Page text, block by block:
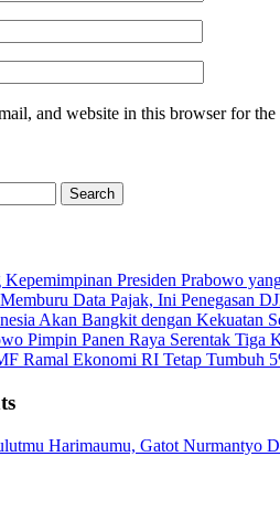
and website in this browser for
Presiden Prabowo
Data Pajak, Ini Penegasan
Akan Bangkit dengan Kekuatan
Pimpin Panen Raya Serentak Tiga
Ramal Ekonomi RI Tetap Tumbuh
Harimaumu, Gatot Nurmantyo